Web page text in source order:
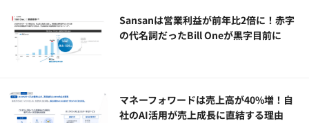
Sansanは営業利益が前年比2倍に！赤字
の代名詞だったBill Oneが黒字目前に
マネーフォワードは売上高が40%増！自
社のAI活用が売上成長に直結する理由